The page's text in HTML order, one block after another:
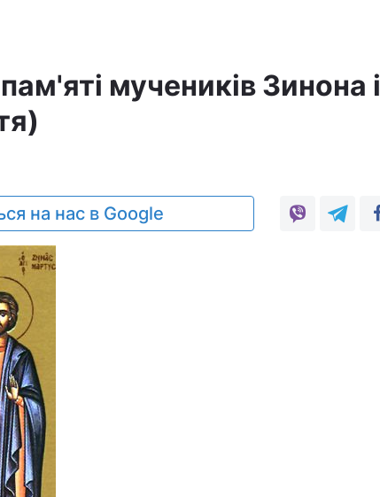
мучеників Зинона і
на нас в Google